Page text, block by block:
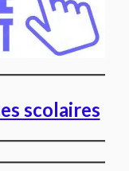
scolaires